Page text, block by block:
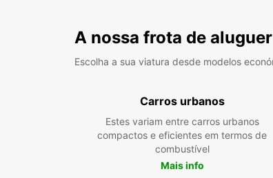
A nossa frota de
Escolha a sua viatura desde modelos
Carros urbanos
Estes variam entre carros urbanos
compactos e eficientes em termos de
combustível
Mais info